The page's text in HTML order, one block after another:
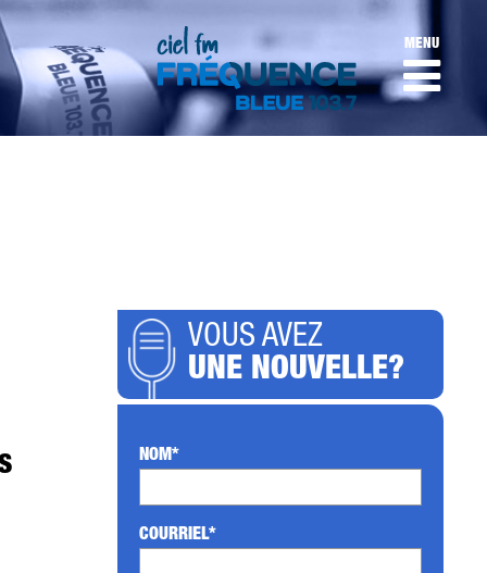
MENU
VOUS AVEZ
UNE NOUVELLE?
NOM*
COURRIEL*